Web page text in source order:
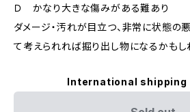
Ｄ かなり大きな傷みがある難あり
ダメージ・汚れが目立つ、非常に状態の
て考えられれば掘り出し物になるかもし
International shipping